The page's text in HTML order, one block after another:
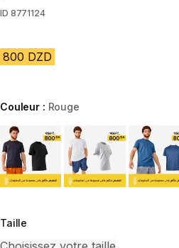
ID 8771124
800 DZD
Couleur : Rouge
Choose a variant
Taille